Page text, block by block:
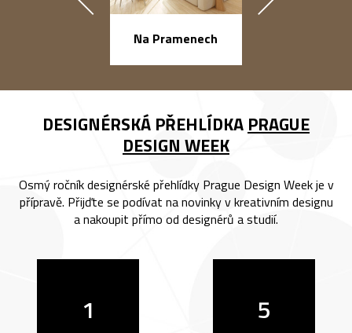
Na Pramenech
DESIGNÉRSKÁ PŘEHLÍDKA PRAGUE
DESIGN WEEK
Osmý ročník designérské přehlídky Prague Design Week je v
přípravě. Přijďte se podívat na novinky v kreativním designu
a nakoupit přímo od designérů a studií.
1 5